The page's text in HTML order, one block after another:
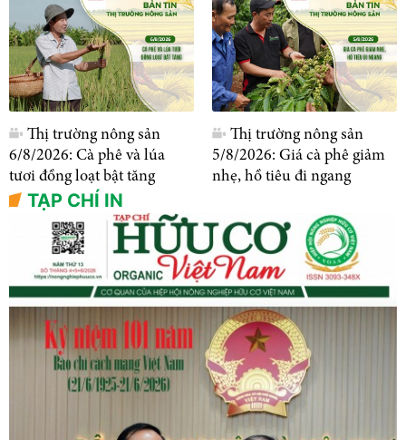
Thị trường nông sản
6/8/2026: Cà phê và lúa
tươi đồng loạt bật tăng
Thị trường nông sản
5/8/2026: Giá cà phê giảm
nhẹ, hồ tiêu đi ngang
TẠP CHÍ IN